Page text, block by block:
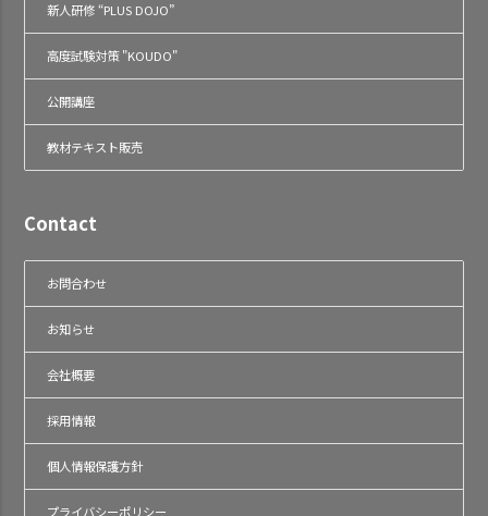
新人研修 “PLUS DOJO”
高度試験対策 "KOUDO"
公開講座
教材テキスト販売
Contact
お問合わせ
お知らせ
会社概要
採用情報
個人情報保護方針
プライバシーポリシー